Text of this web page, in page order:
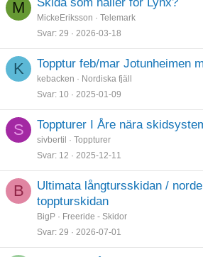
M
MickeEriksson
Telemark
Svar 29 2026-03-18
K Topptur feb/mar Jotunheimen
kebacken
Nordiska fjäll
Svar 10 2025-01-09
S Toppturer I Åre nära
sivbertil
Toppturer
Svar 12 2025-12-11
B
Ultimata långtursskidan /
toppturskidan
BigP
Freeride - Skidor
Svar 29 2026-07-01